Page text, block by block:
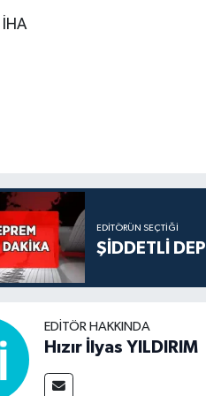
İHA
EDITÖRÜN SEÇTIĞI
ŞİDDETLİ
EDITÖR HAKKINDA
Hızır İlyas YILDIRIM